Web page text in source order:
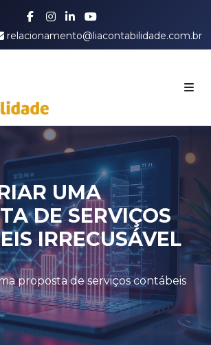
relacionamento@liacontabilidade.com.br
UMA
DE SERVIÇOS
IRRECUSÁVEL
proposta de serviços contábeis